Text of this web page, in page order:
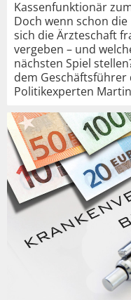
Kassenfunktionär
Doch wenn schon
sich die Ärzteschaft
vergeben – und
nächsten Spiel
dem Geschäftsführer
Politikexperten